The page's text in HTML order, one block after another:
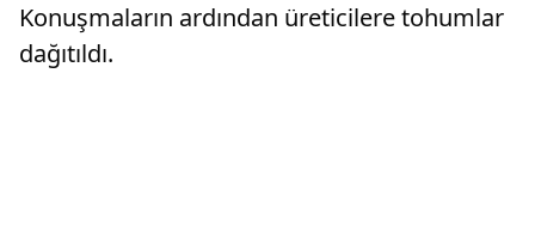
Konuşmaların ardından üreticilere tohumlar
dağıtıldı.